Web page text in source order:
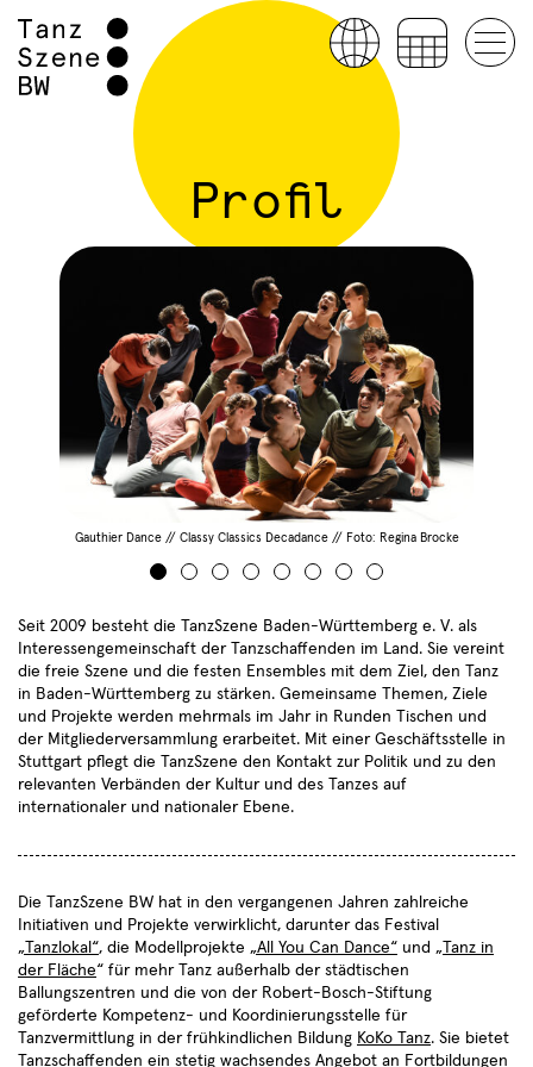
Aktuelles
Über uns
Satzung
Aktivitäten
Projekte
Tanz in der Fläche
Profil
Gauthier Dance // Classy Classics Decadance // Foto: Regina Brocke
Seit 2009 besteht die TanzSzene Baden-Württemberg e. V. als
Interessengemeinschaft der Tanzschaffenden im Land. Sie vereint
die freie Szene und die festen Ensembles mit dem Ziel, den Tanz
in Baden-Württemberg zu stärken. Gemeinsame Themen, Ziele
und Projekte werden mehrmals im Jahr in Runden Tischen und
der Mitgliederversammlung erarbeitet. Mit einer Geschäftsstelle in
Stuttgart pflegt die TanzSzene den Kontakt zur Politik und zu den
relevanten Verbänden der Kultur und des Tanzes auf
internationaler und nationaler Ebene.
Die TanzSzene BW hat in den vergangenen Jahren zahlreiche
Initiativen und Projekte verwirklicht, darunter das Festival
„Tanzlokal“, die Modellprojekte „All You Can Dance“ und „Tanz in
der Fläche“ für mehr Tanz außerhalb der städtischen
Ballungszentren und die von der Robert-Bosch-Stiftung
geförderte Kompetenz- und Koordinierungsstelle für
Tanzvermittlung in der frühkindlichen Bildung KoKo Tanz. Sie bietet
Tanzschaffenden ein stetig wachsendes Angebot an Fortbildungen
Termine
28.06.2026
Fachtag "Tanz und Care" in
Community Tagungen und Symposien
Veranstaltungen
Workshops und Fortbildungen
Choreografen Compagnien
Freie Ensembles Institutionen
Lokale Netzwerke
4
7
7
2
Sie haben sich erfolgreich
für den TanzSzene Baden-
Württemberg Newsletter
angemeldet.
Danke!